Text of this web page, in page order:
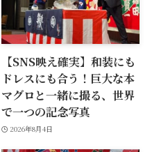
【SNS映え確実】和装にも
ドレスにも合う！巨大な本
マグロと一緒に撮る、世界
で一つの記念写真
2026年8月4日